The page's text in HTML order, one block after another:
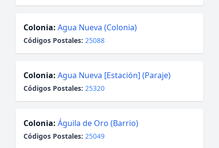
Colonia: Agua Nueva (Colonia)
Códigos Postales: 25088
Colonia: Agua Nueva [Estación] (Paraje)
Códigos Postales: 25320
Colonia: Águila de Oro (Barrio)
Códigos Postales: 25049